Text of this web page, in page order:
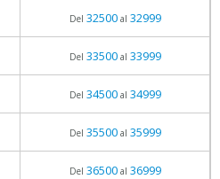
Del 32500al 32999
Del 33500al 33999
Del 34500al 34999
Del 35500al 35999
Del 36500al 36999